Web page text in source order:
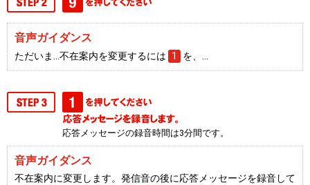
音声ガイダンス
ただいま…不在案内を変更するには 1 を、…
応答メッセージの録音時間は3分間です。
音声ガイダンス
不在案内に変更します。発信音の後に応答メッセージを録音して